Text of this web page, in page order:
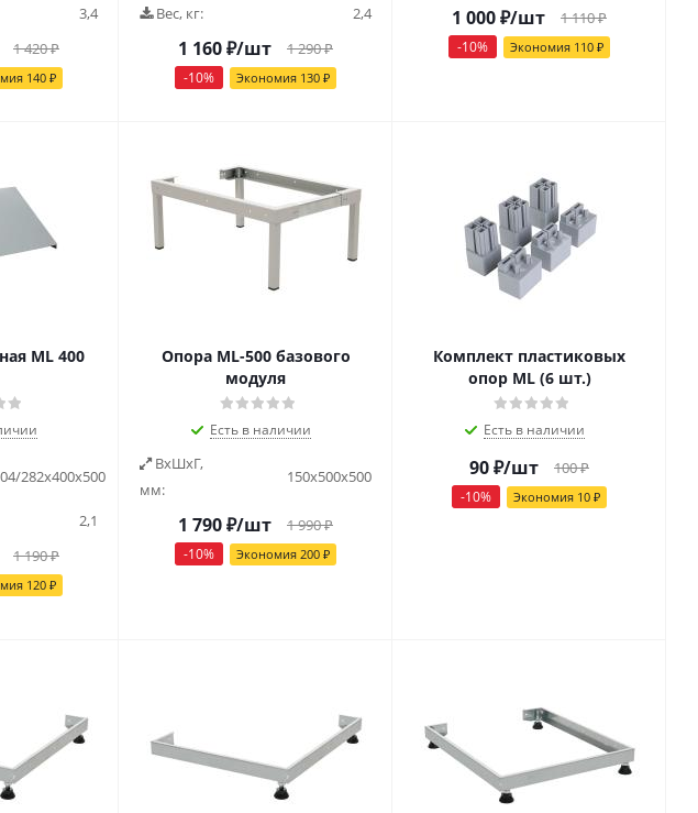
3,4
1 420₽
140₽
Вес, кг: 2,4
1 160₽/шт 1 290₽
-10% Экономия 130₽
1 000₽/шт 1 110₽
-10% Экономия 110₽
ML 400
282x400x500
2,1
1 190₽
120₽
Опора ML-500 базового
модуля
Есть в наличии
ВxШxГ,
мм:
150x500x500
1 790₽/шт 1 990₽
-10% Экономия 200₽
Комплект пластиковых
опор ML (6 шт.)
Есть в наличии
90₽/шт 100₽
-10% Экономия 10₽